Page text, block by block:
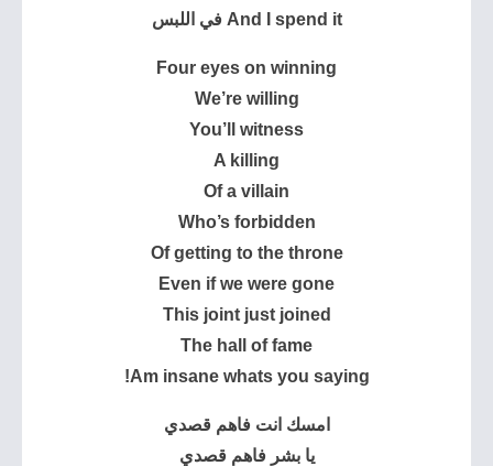
And I spend it في اللبس
Four eyes on winning
You’ll witness
A killing
Of a villain
Who’s forbidden
Of getting to the throne
Even if we were gone
This joint just joined
The hall of fame
Am insane whats you saying!
امسك انت فاهم قصدي
يا بشر فاهم قصدي